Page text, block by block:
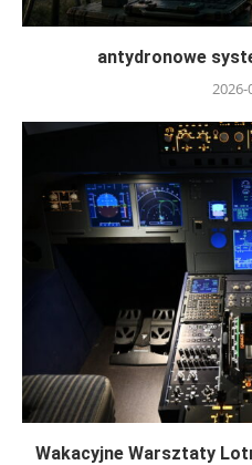
antydronowe
2026-
Wakacyjne Warsztaty